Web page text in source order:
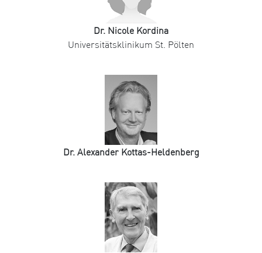
Dr. Nicole Kordina
Universitätsklinikum St. Pölten
Dr. Alexander Kottas-Heldenberg